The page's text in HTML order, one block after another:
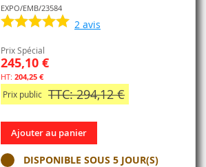
EXPO/EMB/23584
2 avis
Prix Spécial
245,10 €
204,25 €
Prix public TTC: 294,12 €
Ajouter au panier
DISPONIBLE SOUS 5 JOUR(S)